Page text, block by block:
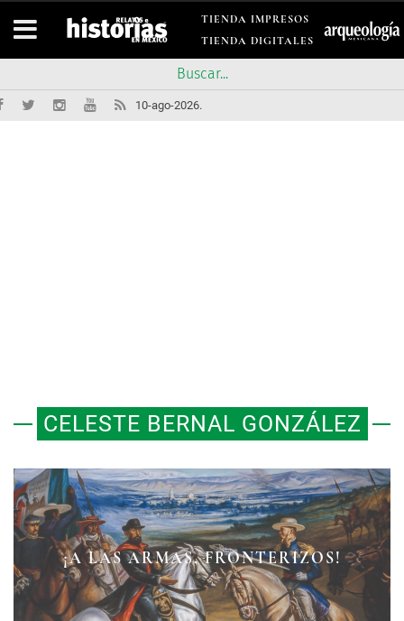
TIENDA IMPRESOS
TIENDA DIGITALES
10-ago-2026.
CELESTE BERNAL GONZÁLEZ
¡A LAS ARMAS, FRONTERIZOS!